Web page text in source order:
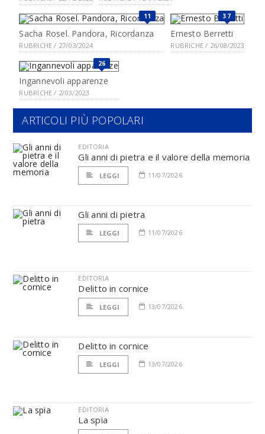
11
Sacha Rosel. Pandora, Ricordanza
RUBRICHE / 27/03/2024
37
Ernesto Berretti
RUBRICHE / 26/08/2023
26
Ingannevoli apparenze
RUBRICHE / 2/03/2023
ARTICOLI PIÙ POPOLARI
EDITORIA
Gli anni di pietra e il valore della memoria
LEGGI 11/07/2026
Gli anni di pietra
LEGGI 11/07/2026
EDITORIA
Delitto in cornice
LEGGI 13/07/2026
Delitto in cornice
LEGGI 13/07/2026
EDITORIA
La spia